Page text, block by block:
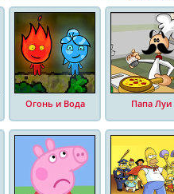
Огонь и Вода Папа Луи